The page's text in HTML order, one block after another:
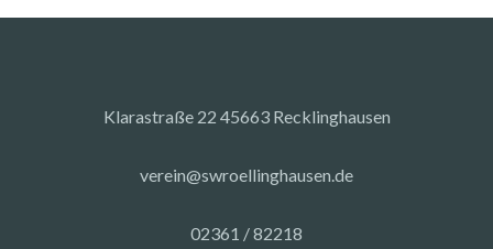
Klarastraße 22 45663 Recklinghausen
verein@swroellinghausen.de
02361 / 82218